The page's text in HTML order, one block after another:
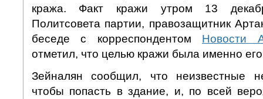
кража. Факт кражи утром 13
Политсовета партии, правозащитник
беседе с корреспондентом Новости
отметил, что целью кражи была именно
Зейналян сообщил, что неизвестные
чтобы попасть в здание, и, по всей